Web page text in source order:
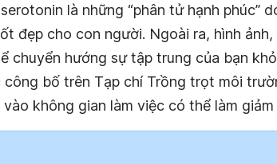
là những “phân tử hạnh phúc”
đẹp cho con người. Ngoài ra, hình
chuyển hướng sự tập trung của bạn
công bố trên Tạp chí Trồng trọt môi
vào không gian làm việc có thể làm